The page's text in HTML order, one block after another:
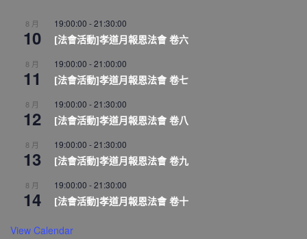
8 月
10
19:00:00 -21:30:00
[法會活動]孝道月報恩法會 卷六
8 月
11
19:00:00 -21:00:00
[法會活動]孝道月報恩法會 卷七
8 月
12
19:00:00 -21:30:00
[法會活動]孝道月報恩法會 卷八
8 月
13
19:00:00 -21:30:00
[法會活動]孝道月報恩法會 卷九
8 月
14
19:00:00 -21:30:00
[法會活動]孝道月報恩法會 卷十
View Calendar